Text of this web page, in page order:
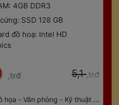
4GB DDR3
SSD 128 GB
đồ hoạ: Intel HD
,trđ 5,1 ,trđ
họa - Văn phòng - Kỹ thuật -